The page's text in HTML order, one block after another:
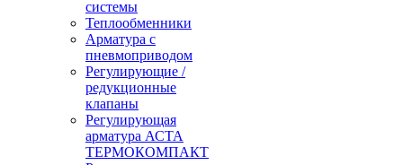
системы
Теплообменники
Арматура с
пневмоприводом
Регулирующие /
редукционные
клапаны
Регулирующая
арматура АСТА
ТЕРМОКОМПАКТ